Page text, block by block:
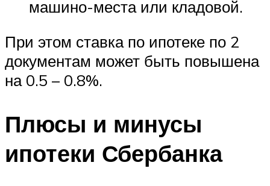
машино-места или кладовой.
При этом ставка по ипотеке по 2
документам может быть повышена
на 0.5 – 0.8%.
Плюсы и минусы
ипотеки Сбербанка